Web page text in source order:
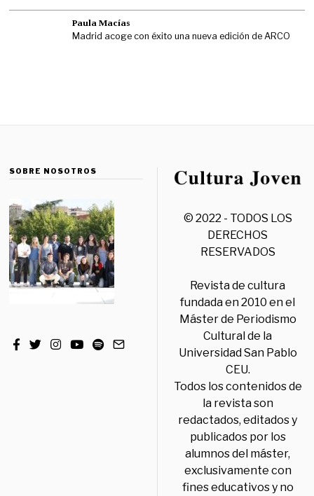
Paula Macías
Madrid acoge con éxito una nueva edición de ARCO
SOBRE NOSOTROS
© 2022 - TODOS LOS
DERECHOS
RESERVADOS
Revista de cultura
fundada en 2010 en el
Máster de Periodismo
Cultural de la
Universidad San Pablo
CEU.
Todos los contenidos de
la revista son
redactados, editados y
publicados por los
alumnos del máster,
exclusivamente con
fines educativos y no